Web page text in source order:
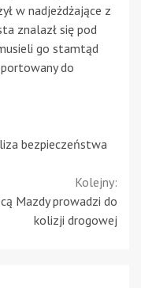
w nadjeżdżające z
znalazł się pod
go stamtąd
do
bezpieczeństwa
Kolejny:
Mazdy prowadzi do
kolizji drogowej